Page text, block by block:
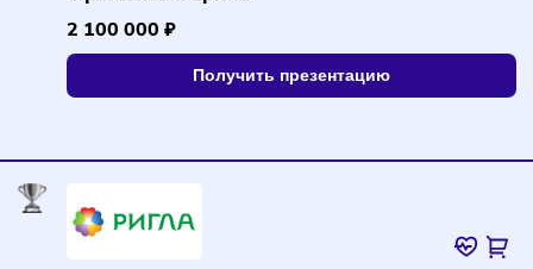
Франшиза Фармия
2 100 000 ₽